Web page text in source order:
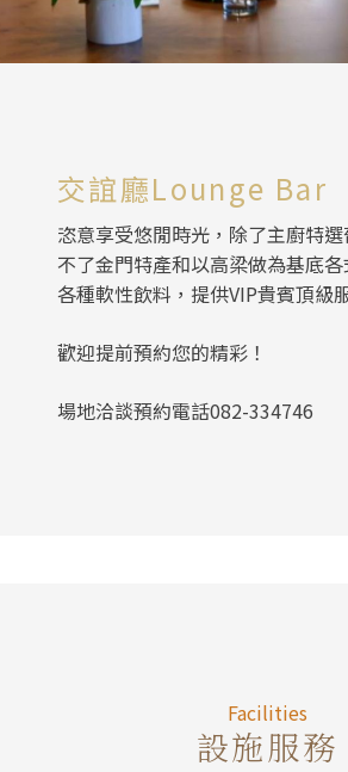
交誼廳Lounge Bar
恣意享受悠閒時光，除了主廚特
不了金門特產和以高梁做為基底
各種軟性飲料，提供VIP貴賓頂級
歡迎提前預約您的精彩！
場地洽談預約電話082-334746
Facilities
設施服務